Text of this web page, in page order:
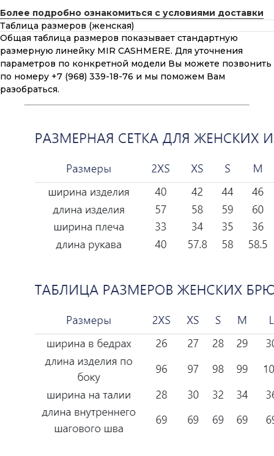
Более подробно ознакомиться с условиями доставки
Таблица размеров (женская)
Общая таблица размеров показывает стандартную
размерную линейку MIR CASHMERE. Для уточнения
параметров по конкретной модели Вы можете позвонить
по номеру +7 (968) 339-18-76 и мы поможем Вам
разобраться.